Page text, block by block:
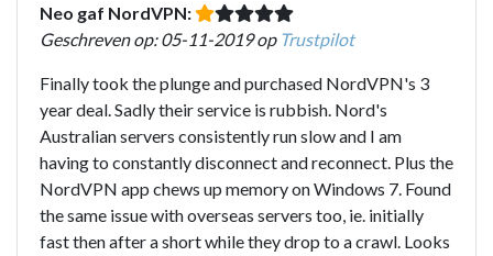
Neo gaf NordVPN:
Geschreven op: 05-11-2019 op Trustpilot
Finally took the plunge and purchased NordVPN's 3
year deal. Sadly their service is rubbish. Nord's
Australian servers consistently run slow and I am
having to constantly disconnect and reconnect. Plus the
NordVPN app chews up memory on Windows 7. Found
the same issue with overseas servers too, ie. initially
fast then after a short while they drop to a crawl. Looks